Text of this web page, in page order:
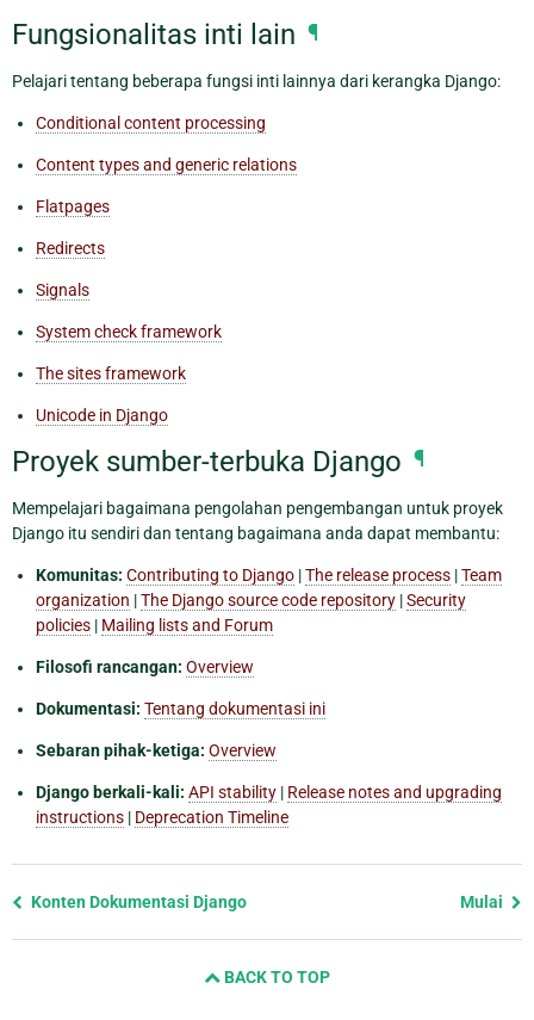
Fungsionalitas inti lain ¶
Pelajari tentang beberapa fungsi inti lainnya dari kerangka Django:
Conditional content processing
Content types and generic relations
Flatpages
Redirects
Signals
System check framework
The sites framework
Unicode in Django
Proyek sumber-terbuka Django ¶
Mempelajari bagaimana pengolahan pengembangan untuk proyek
Django itu sendiri dan tentang bagaimana anda dapat membantu:
Komunitas: Contributing to Django |The release process |Team
organization |The Django source code repository |Security
policies | Mailing lists and Forum
Filosofi rancangan: Overview
Dokumentasi: Tentang dokumentasi ini
Sebaran pihak-ketiga: Overview
Django berkali-kali: API stability | Release notes and upgrading
instructions | Deprecation Timeline
Previous
Konten Dokumentasi Django Mulai
BACK TO TOP